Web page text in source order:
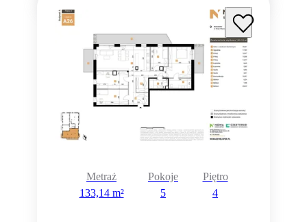
Metraż
133,14 m²
Pokoje
5
Piętro
4